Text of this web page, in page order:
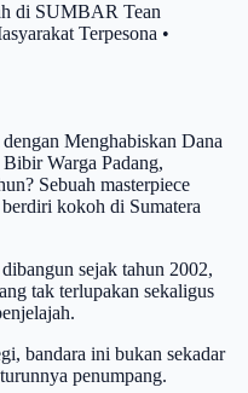
di SUMBAR Tean
Terpesona •
Menghabiskan Dana
Warga Padang,
Sebuah masterpiece
kokoh di Sumatera
sejak tahun 2002,
tak terlupakan sekaligus
bandara ini bukan sekadar
penumpang.